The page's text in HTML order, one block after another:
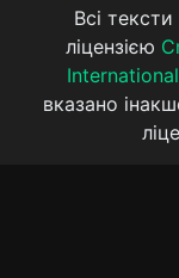
Всі
ліцензією
вказано